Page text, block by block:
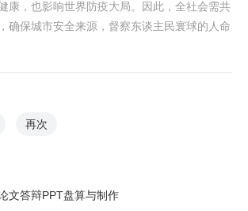
康，也影响世界防疫大局。因此，全社会需共
确保城市安全来源，督察东谈主民寰球的人命
再次
文答辩PPT盘算与制作